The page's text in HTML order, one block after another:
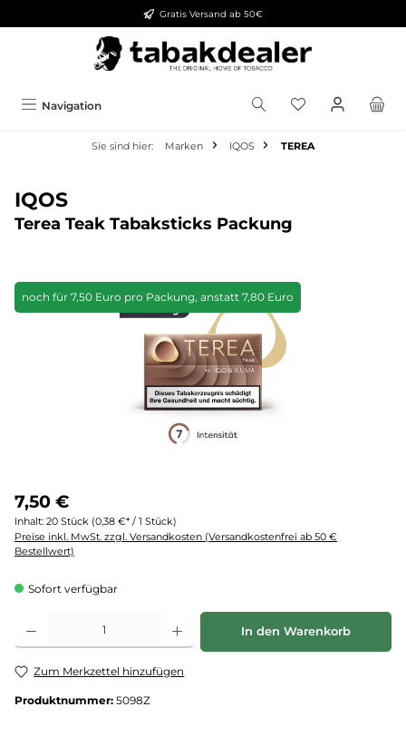
Gratis Versand ab 50€
Navigation
Sie sind hier: Marken IQOS TEREA
IQOS
Terea Teak Tabaksticks Packung
Bildergalerie überspringen
noch für 7,50 Euro pro Packung, anstatt 7,80 Euro
7,50 €
Inhalt: 20 Stück (0,38 €* / 1 Stück)
Preise inkl. MwSt. zzgl. Versandkosten (Versandkostenfrei ab 50 €
Bestellwert)
Sofort verfügbar
Produkt Anzahl: Gib den gewünschten Wert ein oder benutze die Schaltflächen
In den Warenkorb
Zum Merkzettel hinzufügen
Produktnummer: 5098Z